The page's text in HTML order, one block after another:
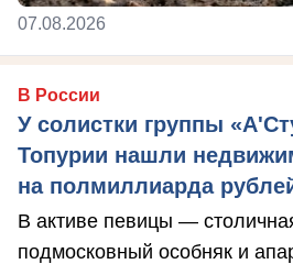
07.08.2026
В России
У солистки группы
Топурии нашли
на полмиллиарда
В активе певицы —
подмосковный особняк и